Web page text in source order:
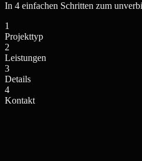
In 4 einfachen Schritten zum
1
Projekttyp
2
Leistungen
3
Details
4
Kontakt